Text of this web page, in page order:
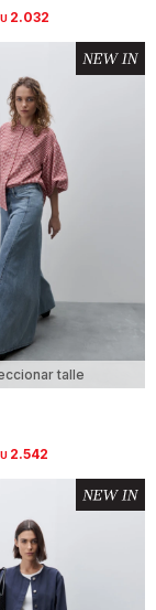
2.032
talle
2.542